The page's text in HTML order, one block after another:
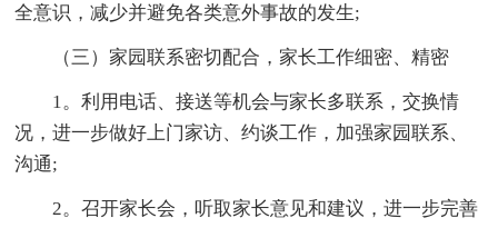
全意识，减少并避免各类意外事故的发生;
（三）家园联系密切配合，家长工作细密、精密
1。利用电话、接送等机会与家长多联系，交换情
况，进一步做好上门家访、约谈工作，加强家园联系、
沟通;
2。召开家长会，听取家长意见和建议，进一步完善